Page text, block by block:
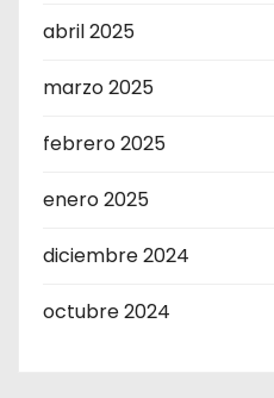
abril 2025
marzo 2025
febrero 2025
enero 2025
diciembre 2024
octubre 2024